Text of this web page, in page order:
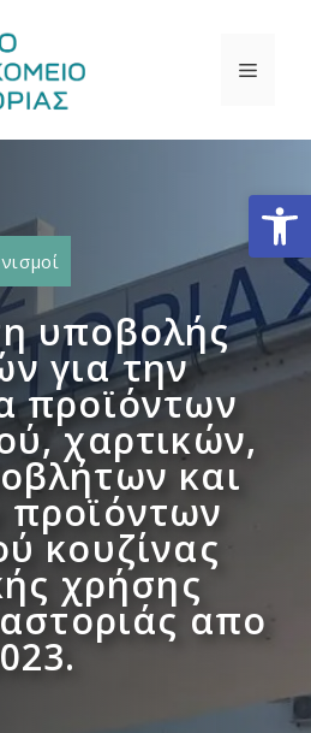
υποβολής
για την
προϊόντων
χαρτικών,
και
κουζίνας
χρήσης
απο